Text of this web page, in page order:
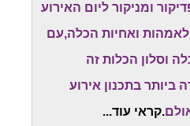
ומניקור ליום האירוע
לאמהות ואחיות הכלה,עם
וסלון הכלות זה
בתכנון אירוע
.קראי עוד...